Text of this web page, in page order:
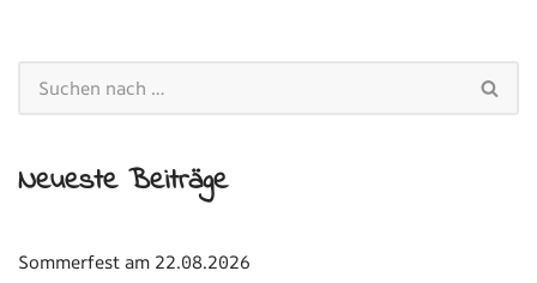
Neueste Beiträge
Sommerfest am 22.08.2026